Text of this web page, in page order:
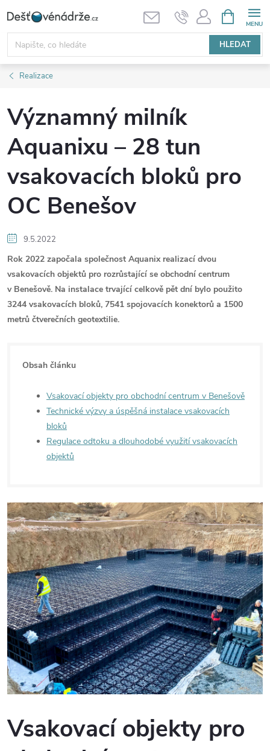
na
obsah
HLEDAT
NÁKUPNÍ
KOŠÍK
Realizace
Významný milník
Aquanixu – 28 tun
vsakovacích bloků pro
OC Benešov
9.5.2022
Rok 2022 započala společnost Aquanix realizací dvou
vsakovacích objektů pro rozrůstající se obchodní centrum
v Benešově. Na instalace trvající celkově pět dní bylo použito
3244 vsakovacích bloků, 7541 spojovacích konektorů a 1500
metrů čtverečních geotextilie.
Obsah článku
Vsakovací objekty pro obchodní centrum v Benešově
Technické výzvy a úspěšná instalace vsakovacích
bloků
Regulace odtoku a dlouhodobé využití vsakovacích
objektů
Vsakovací objekty pro